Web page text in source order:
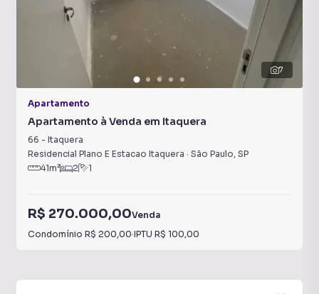
7
Apartamento
Apartamento à Venda em Itaquera
66 - Itaquera
Residencial Plano E Estacao Itaquera · São Paulo, SP
41m² 2 1
R$ 270.000,00Venda
Condomínio R$ 200,00·IPTU R$ 100,00